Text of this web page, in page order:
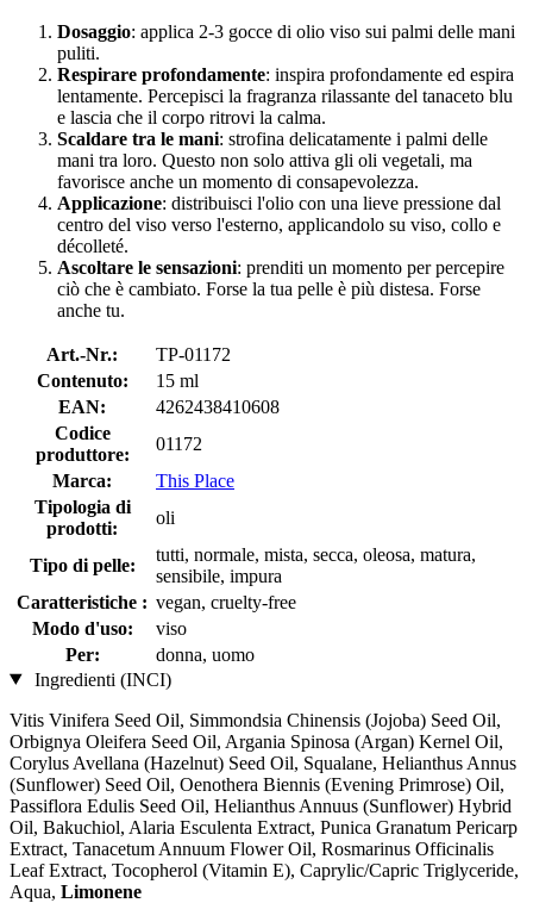
Dosaggio: applica 2-3 gocce di olio viso sui palmi delle mani
puliti.
Respirare profondamente: inspira profondamente ed espira
lentamente. Percepisci la fragranza rilassante del tanaceto blu
e lascia che il corpo ritrovi la calma.
Scaldare tra le mani: strofina delicatamente i palmi delle
mani tra loro. Questo non solo attiva gli oli vegetali, ma
favorisce anche un momento di consapevolezza.
Applicazione: distribuisci l'olio con una lieve pressione dal
centro del viso verso l'esterno, applicandolo su viso, collo e
décolleté.
Ascoltare le sensazioni: prenditi un momento per percepire
ciò che è cambiato. Forse la tua pelle è più distesa. Forse
anche tu.
Art.-Nr.:
TP-01172
Contenuto:
15 ml
EAN:
4262438410608
Codice
produttore:
01172
Marca:
This Place
Tipologia di
prodotti:
oli
Tipo di pelle:
tutti, normale, mista, secca, oleosa, matura,
sensibile, impura
Caratteristiche : vegan, cruelty-free
Modo d'uso:
viso
Per:
donna, uomo
Ingredienti (INCI)
Vitis Vinifera Seed Oil, Simmondsia Chinensis (Jojoba) Seed Oil,
Orbignya Oleifera Seed Oil, Argania Spinosa (Argan) Kernel Oil,
Corylus Avellana (Hazelnut) Seed Oil, Squalane, Helianthus Annus
(Sunflower) Seed Oil, Oenothera Biennis (Evening Primrose) Oil,
Passiflora Edulis Seed Oil, Helianthus Annuus (Sunflower) Hybrid
Oil, Bakuchiol, Alaria Esculenta Extract, Punica Granatum Pericarp
Extract, Tanacetum Annuum Flower Oil, Rosmarinus Officinalis
Leaf Extract, Tocopherol (Vitamin E), Caprylic/Capric Triglyceride,
Aqua, Limonene